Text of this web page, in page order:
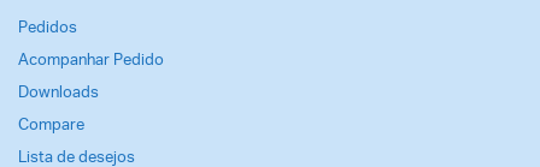
Pedidos
Acompanhar Pedido
Downloads
Compare
Lista de desejos